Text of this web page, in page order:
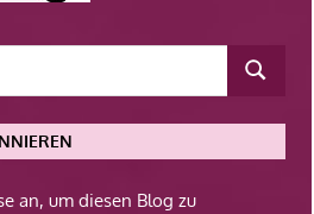
an, um diesen Blog zu